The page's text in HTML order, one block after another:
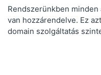
Rendszerünkben
van hozzárendelve. Ez
domain szolgáltatás